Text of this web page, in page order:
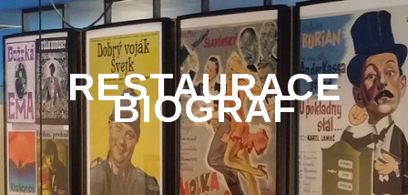
RESTAURACE
BIOGRAF